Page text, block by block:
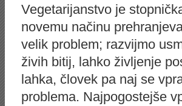
Vegetarijanstvo je
novemu načinu
velik problem; razvijmo
živih bitij, lahko življenje
lahka, človek pa naj se
problema. Najpogostejše